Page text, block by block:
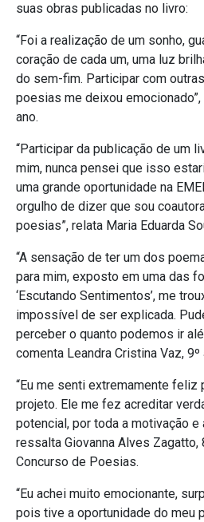
suas obras publicadas no livro:
“Foi a realização de um sonho,
coração de cada um, uma luz
do sem-fim. Participar com
poesias me deixou
ano.
“Participar da publicação de um
mim, nunca pensei que isso
uma grande oportunidade na
orgulho de dizer que sou
poesias”, relata Maria Eduarda
“A sensação de ter um dos
para mim, exposto em uma das
‘Escutando Sentimentos’, me
impossível de ser explicada.
perceber o quanto podemos ir
comenta Leandra Cristina Vaz, 9º
“Eu me senti extremamente
projeto. Ele me fez acreditar
potencial, por toda a motivação e
ressalta Giovanna Alves Zagatto,
Concurso de Poesias.
“Eu achei muito emocionante,
pois tive a oportunidade do meu